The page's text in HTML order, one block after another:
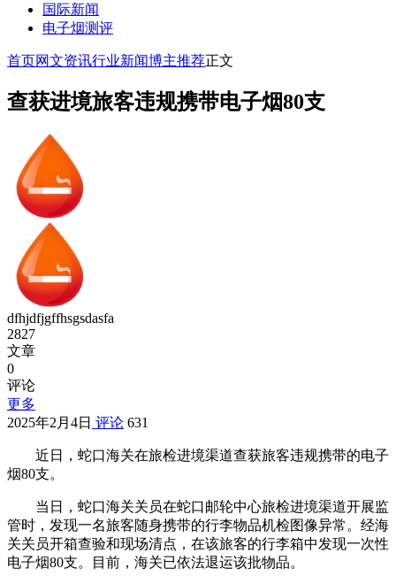
国际新闻
电子烟测评
首页网文资讯行业新闻博主推荐正文
查获进境旅客违规携带电子烟80支
dfhjdfjgffhsgsdasfa
2827
文章
0
评论
更多
2025年2月4日 评论 631
近日，蛇口海关在旅检进境渠道查获旅客违规携带的电子
烟80支。
当日，蛇口海关关员在蛇口邮轮中心旅检进境渠道开展监
管时，发现一名旅客随身携带的行李物品机检图像异常。经海
关关员开箱查验和现场清点，在该旅客的行李箱中发现一次性
电子烟80支。目前，海关已依法退运该批物品。